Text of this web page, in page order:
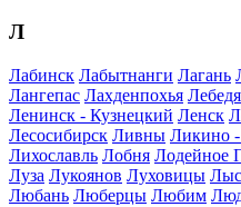
Л
Лабинск Лабытнанги Лагань
Лангепас Лахденпохья
Ленинск - Кузнецкий Ленск
Лесосибирск Ливны Ликино
Лихославль Лобня Лодейное
Луза Лукоянов Луховицы
Любань Люберцы Любим